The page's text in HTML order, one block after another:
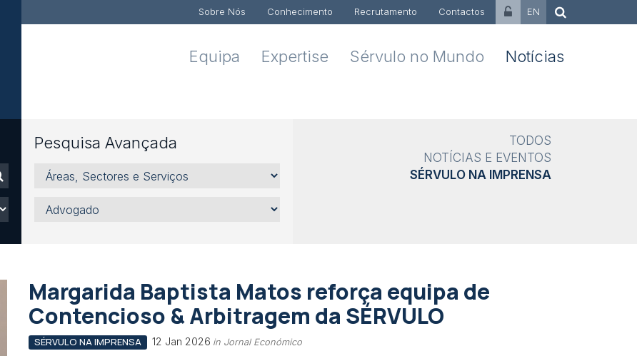
Sobre Nós Conhecimento Recrutamento Contactos EN
Equipa Expertise Sérvulo no Mundo Notícias
Pesquisa Avançada
Áreas,
Sectores
Serviços
Advogado
TODOS
NOTÍCIAS E EVENTOS
SÉRVULO NA IMPRENSA
Margarida Baptista Matos reforça equipa de
Contencioso & Arbitragem da SÉRVULO
SÉRVULO NA IMPRENSA 12 Jan 2026 in Jornal Económico